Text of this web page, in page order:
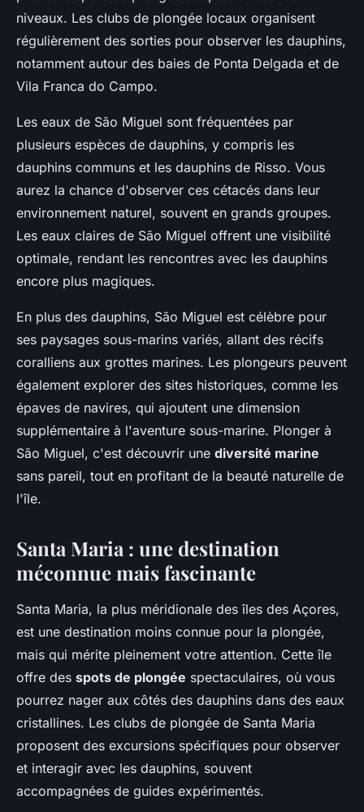
niveaux. Les clubs de plongée locaux organisent
régulièrement des sorties pour observer les dauphins,
notamment autour des baies de Ponta Delgada et de
Vila Franca do Campo.
Les eaux de São Miguel sont fréquentées par
plusieurs espèces de dauphins, y compris les
dauphins communs et les dauphins de Risso. Vous
aurez la chance d'observer ces cétacés dans leur
environnement naturel, souvent en grands groupes.
Les eaux claires de São Miguel offrent une visibilité
optimale, rendant les rencontres avec les dauphins
encore plus magiques.
En plus des dauphins, São Miguel est célèbre pour
ses paysages sous-marins variés, allant des récifs
coralliens aux grottes marines. Les plongeurs peuvent
également explorer des sites historiques, comme les
épaves de navires, qui ajoutent une dimension
supplémentaire à l'aventure sous-marine. Plonger à
São Miguel, c'est découvrir une diversité marine
sans pareil, tout en profitant de la beauté naturelle de
l'île.
Santa Maria : une destination
méconnue mais fascinante
Santa Maria, la plus méridionale des îles des Açores,
est une destination moins connue pour la plongée,
mais qui mérite pleinement votre attention. Cette île
offre des spots de plongée spectaculaires, où vous
pourrez nager aux côtés des dauphins dans des eaux
cristallines. Les clubs de plongée de Santa Maria
proposent des excursions spécifiques pour observer
et interagir avec les dauphins, souvent
accompagnées de guides expérimentés.